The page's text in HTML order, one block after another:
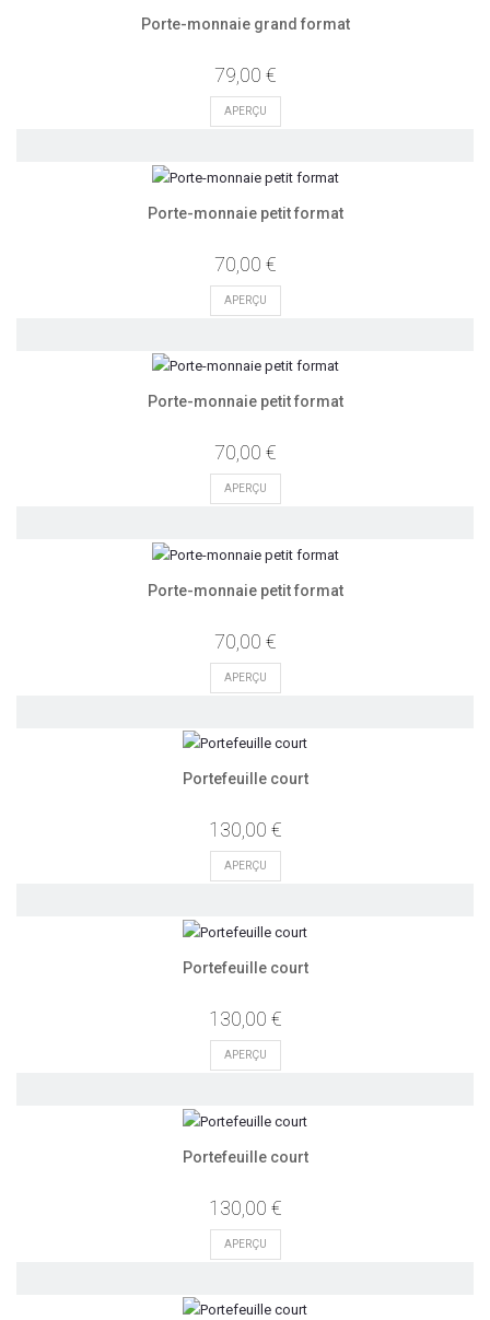
Porte-monnaie grand format
79,00 €
APERÇU
Porte-monnaie petit format
70,00 €
APERÇU
Porte-monnaie petit format
70,00 €
APERÇU
Porte-monnaie petit format
70,00 €
APERÇU
Portefeuille court
130,00 €
APERÇU
Portefeuille court
130,00 €
APERÇU
Portefeuille court
130,00 €
APERÇU